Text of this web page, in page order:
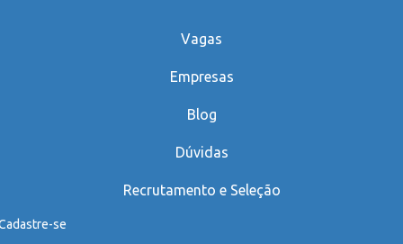
Vagas
Empresas
Blog
Dúvidas
Recrutamento e Seleção
se